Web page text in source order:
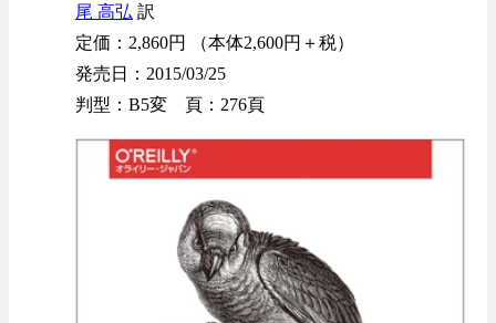
尾 高弘 訳
定価：2,860円 （本体2,600円＋税）
発売日：2015/03/25
判型：B5変 頁：276頁